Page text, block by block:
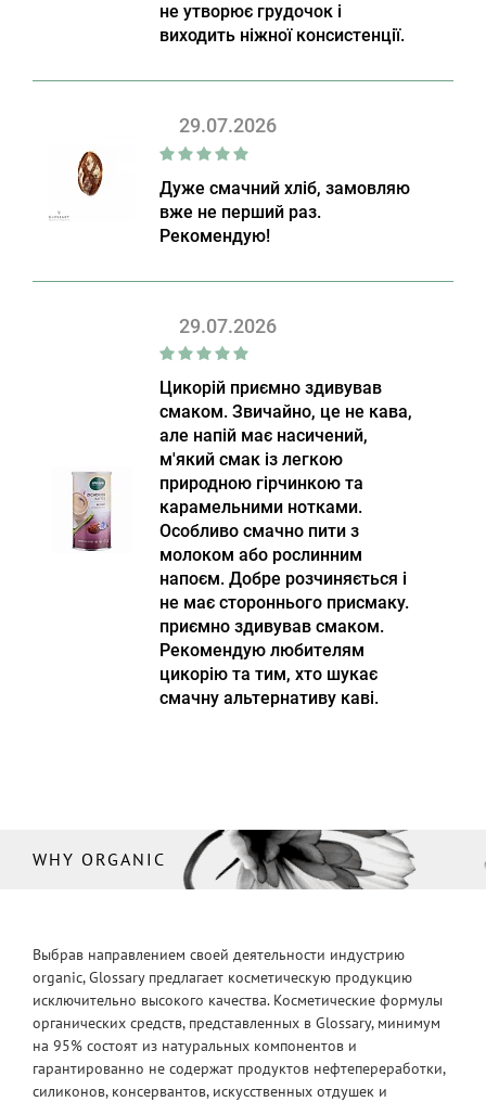
не утворює грудочок і
виходить ніжної консистенції.
29.07.2026
Дуже смачний хліб, замовляю
вже не перший раз.
Рекомендую!
29.07.2026
Цикорій приємно здивував
смаком. Звичайно, це не кава,
але напій має насичений,
м'який смак із легкою
природною гірчинкою та
карамельними нотками.
Особливо смачно пити з
молоком або рослинним
напоєм. Добре розчиняється і
не має стороннього присмаку.
приємно здивував смаком.
Рекомендую любителям
цикорію та тим, хто шукає
смачну альтернативу каві.
WHY ORGANIC
Выбрав направлением своей деятельности индустрию
organic, Glossary предлагает косметическую продукцию
исключительно высокого качества. Косметические формулы
органических средств, представленных в Glossary, минимум
на 95% состоят из натуральных компонентов и
гарантированно не содержат продуктов нефтепереработки,
силиконов, консервантов, искусственных отдушек и